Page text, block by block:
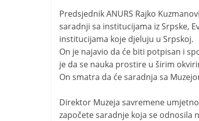
Predsjednik ANURS Rajko
saradnji sa institucijama iz Srpske,
institucijama koje djeluju u Srpskoj.
On je najavio da će biti potpisan i
je da se nauka prostire u širim
On smatra da će saradnja sa
Direktor Muzeja savremene
započete saradnje koja se odnosila